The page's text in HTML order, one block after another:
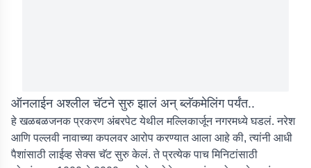
ऑनलाईन अश्लील चॅटने सुरु झालं अन् ब्लॅकमेलिंग पर्यंत..
हे खळबळजनक प्रकरण अंबरपेट येथील मल्लिकार्जून नगरमध्ये घडलं. नरेश
आणि पल्लवी नावाच्या कपलवर आरोप करण्यात आला आहे की, त्यांनी आधी
पैशांसाठी लाईव्ह सेक्स चॅट सुरु केलं. ते प्रत्येक पाच मिनिटांसाठी